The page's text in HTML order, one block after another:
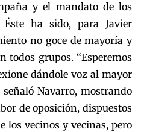
y el mandato de los
Éste ha sido, para Javier
no goce de mayoría y
todos grupos. “Esperemos
dándole voz al mayor
Navarro, mostrando
de oposición, dispuestos
los vecinos y vecinas, pero